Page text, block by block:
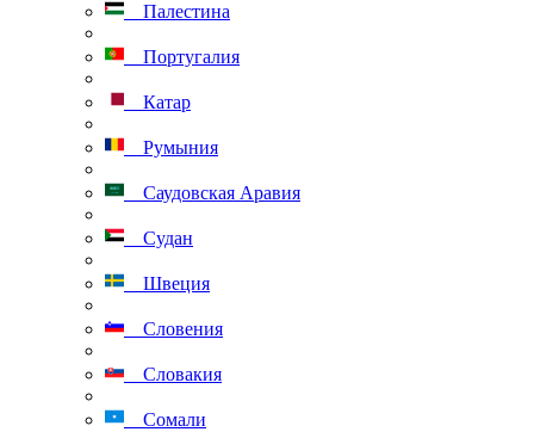
Палестина
Португалия
Катар
Румыния
Саудовская Аравия
Судан
Швеция
Словения
Словакия
Сомали